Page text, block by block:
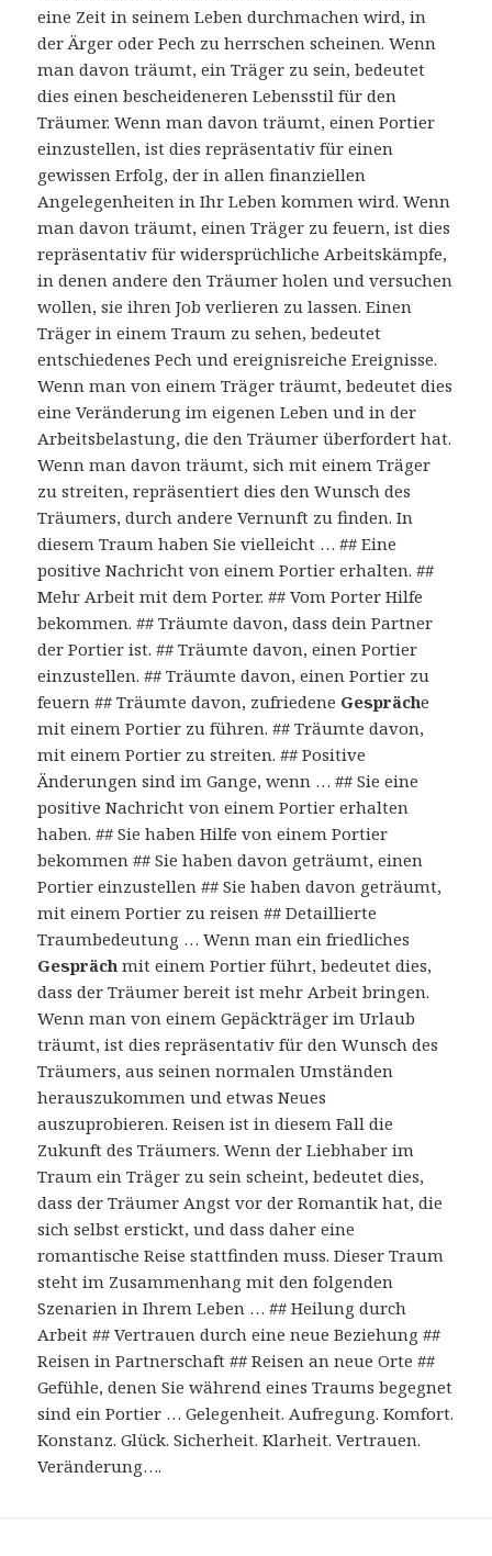
eine Zeit in seinem Leben durchmachen wird, in
der Ärger oder Pech zu herrschen scheinen. Wenn
man davon träumt, ein Träger zu sein, bedeutet
dies einen bescheideneren Lebensstil für den
Träumer. Wenn man davon träumt, einen Portier
einzustellen, ist dies repräsentativ für einen
gewissen Erfolg, der in allen finanziellen
Angelegenheiten in Ihr Leben kommen wird. Wenn
man davon träumt, einen Träger zu feuern, ist dies
repräsentativ für widersprüchliche Arbeitskämpfe,
in denen andere den Träumer holen und versuchen
wollen, sie ihren Job verlieren zu lassen. Einen
Träger in einem Traum zu sehen, bedeutet
entschiedenes Pech und ereignisreiche Ereignisse.
Wenn man von einem Träger träumt, bedeutet dies
eine Veränderung im eigenen Leben und in der
Arbeitsbelastung, die den Träumer überfordert hat.
Wenn man davon träumt, sich mit einem Träger
zu streiten, repräsentiert dies den Wunsch des
Träumers, durch andere Vernunft zu finden. In
diesem Traum haben Sie vielleicht … ## Eine
positive Nachricht von einem Portier erhalten. ##
Mehr Arbeit mit dem Porter. ## Vom Porter Hilfe
bekommen. ## Träumte davon, dass dein Partner
der Portier ist. ## Träumte davon, einen Portier
einzustellen. ## Träumte davon, einen Portier zu
feuern ## Träumte davon, zufriedene Gespräche
mit einem Portier zu führen. ## Träumte davon,
mit einem Portier zu streiten. ## Positive
Änderungen sind im Gange, wenn … ## Sie eine
positive Nachricht von einem Portier erhalten
haben. ## Sie haben Hilfe von einem Portier
bekommen ## Sie haben davon geträumt, einen
Portier einzustellen ## Sie haben davon geträumt,
mit einem Portier zu reisen ## Detaillierte
Traumbedeutung … Wenn man ein friedliches
Gespräch mit einem Portier führt, bedeutet dies,
dass der Träumer bereit ist mehr Arbeit bringen.
Wenn man von einem Gepäckträger im Urlaub
träumt, ist dies repräsentativ für den Wunsch des
Träumers, aus seinen normalen Umständen
herauszukommen und etwas Neues
auszuprobieren. Reisen ist in diesem Fall die
Zukunft des Träumers. Wenn der Liebhaber im
Traum ein Träger zu sein scheint, bedeutet dies,
dass der Träumer Angst vor der Romantik hat, die
sich selbst erstickt, und dass daher eine
romantische Reise stattfinden muss. Dieser Traum
steht im Zusammenhang mit den folgenden
Szenarien in Ihrem Leben … ## Heilung durch
Arbeit ## Vertrauen durch eine neue Beziehung ##
Reisen in Partnerschaft ## Reisen an neue Orte ##
Gefühle, denen Sie während eines Traums begegnet
sind ein Portier … Gelegenheit. Aufregung. Komfort.
Konstanz. Glück. Sicherheit. Klarheit. Vertrauen.
Veränderung….